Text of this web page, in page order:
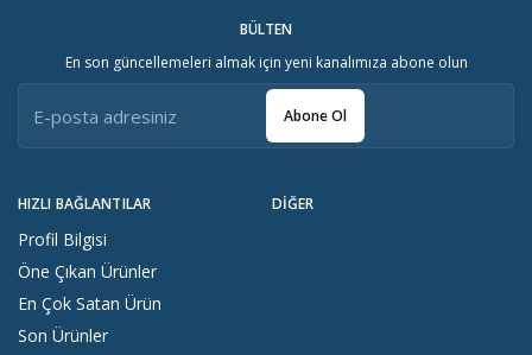
HIZLI BAĞLANTILAR
Profil Bilgisi
Öne Çıkan Ürünler
En Çok Satan Ürün
Son Ürünler
DIĞER
BÜLTEN
En son güncellemeleri almak için yeni kanalımıza abone olun
Abone Ol